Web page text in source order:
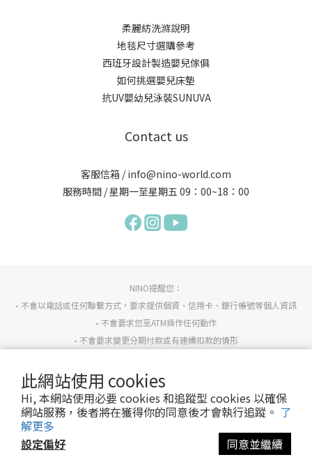
此網站使用 cookies
Hi, 本網站使用必要 cookies 和追蹤型 cookies 以確保
網站服務，後者將在獲得你的同意後才會執行追蹤。 了
解更多
設定偏好
同意並繼續
柔麗紡洗滌說明
地毯尺寸選購參考
西班牙設計製造嬰兒傢俱
如何挑選嬰兒床墊
抗UV嬰幼兒泳裝SUNUVA
Contact us
客服信箱 / info@nino-world.com
服務時間 / 星期一至星期五 09：00~18：00
NINO提醒您：
- 不會以電話或任何聯繫方式，要求提供個資、信用卡、銀行帳號等個人資訊
- 不會要求您至ATM操作任何動作
- 不會要求變更分期付款或有連續扣款的情形
服務條款/ 隱私政策
© 2013 Nino all right reserved.